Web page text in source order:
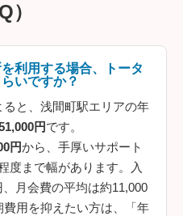
）
利用する場合、トータ
いですか？
と、浅間町駅エリアの年
円です。
円から、手厚いサポート
度まで幅があります。入
月会費の平均は約11,000
用を抑えたい方は、「年